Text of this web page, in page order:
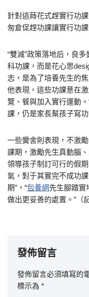
針對這蒔花式趕實行功
匆倉促趕功課讓實行功
“雙減”政策落地后，良
科功課，而是花心思
志，是為了培養先生的
他表現，這些功課意在
覽、餐與加入實行運動
課，仍是家長幫孩子寫
一些黌舍則表現，不激
課期，激勵先生真動腦
領導孩子制訂可行的假
氣，對于其實完不成功
期”，“包養網先生腳踏實
做出更妥善的處置。”（
發佈留言
發佈留言必須填寫的
標示為 *